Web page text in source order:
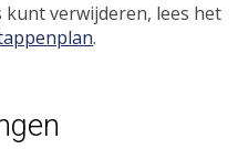
kunt verwijderen, lees het
.